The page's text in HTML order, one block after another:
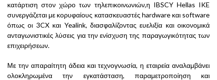
κατάρτιση στον χώρο των τηλεπικοινωνιών,η IBSCY Hellas IKE
συνεργάζεται με κορυφαίους κατασκευαστές hardware και software
όπως οι 3CX και Yealink, διασφαλίζοντας ευελιξία και οικονομικά
ανταγωνιστικές λύσεις για την ενίσχυση της παραγωγικότητας των
επιχειρήσεων.
Με την απαραίτητη άδεια και τεχνογνωσία, η εταιρεία αναλαμβάνει
ολοκληρωμένα την εγκατάσταση, παραμετροποίηση και